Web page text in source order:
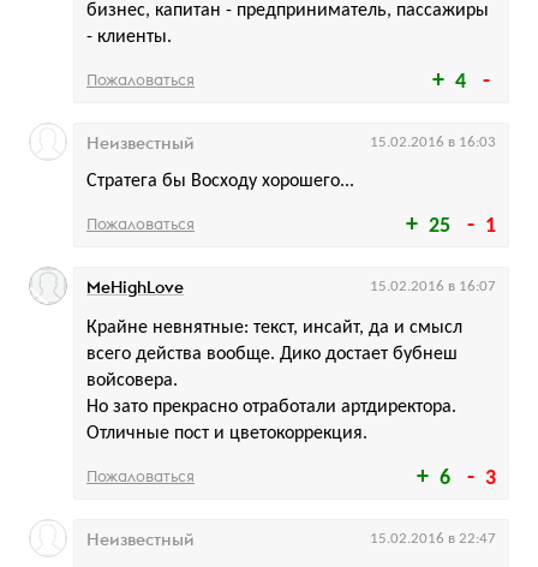
4
бизнес, капитан - предприниматель, пассажиры
- клиенты.
Пожаловаться
25 1
Стратега бы Восходу хорошего...
Неизвестный 15.02.2016 в 16:03
Пожаловаться
6 3
Крайне невнятные: текст, инсайт, да и смысл
всего действа вообще. Дико достает бубнеш
войсовера.
Но зато прекрасно отработали артдиректора.
Отличные пост и цветокоррекция.
MeHighLove 15.02.2016 в 16:07
Пожаловаться
Неизвестный 15.02.2016 в 22:47